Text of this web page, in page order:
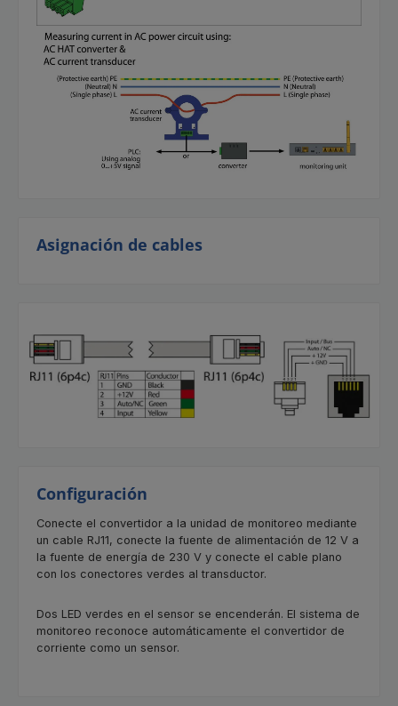
Asignación de cables
Configuración
Conecte el convertidor a la unidad de monitoreo mediante
un cable RJ11, conecte la fuente de alimentación de 12 V a
la fuente de energía de 230 V y conecte el cable plano
con los conectores verdes al transductor.
Dos LED verdes en el sensor se encenderán. El sistema de
monitoreo reconoce automáticamente el convertidor de
corriente como un sensor.